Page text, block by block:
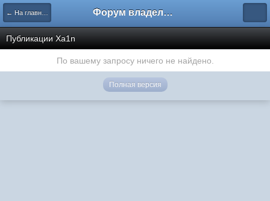
← На главную Форум владельцев интернет-магазинов
Публикации Xa1n
По вашему запросу ничего не найдено.
Полная версия